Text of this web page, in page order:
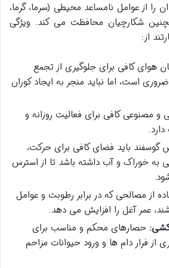
را از عوامل نامساعد محیطی (سرما، گرما،
شکارچیان محافظت می کند. ویژگی
از:
هوای کافی برای جلوگیری از تجمع
است، اما نباید منجر به ایجاد کوران
و مصنوعی کافی برای فعالیت روزانه و
گوسفند باید فضای کافی برای حرکت،
به خوراک و آب داشته باشد تا از استرس
از مصالحی که در برابر رطوبت و عوامل
عمر آغل را افزایش می دهد.
حصارهای محکم و مناسب برای
از فرار دام ها و ورود حیوانات مزاحم